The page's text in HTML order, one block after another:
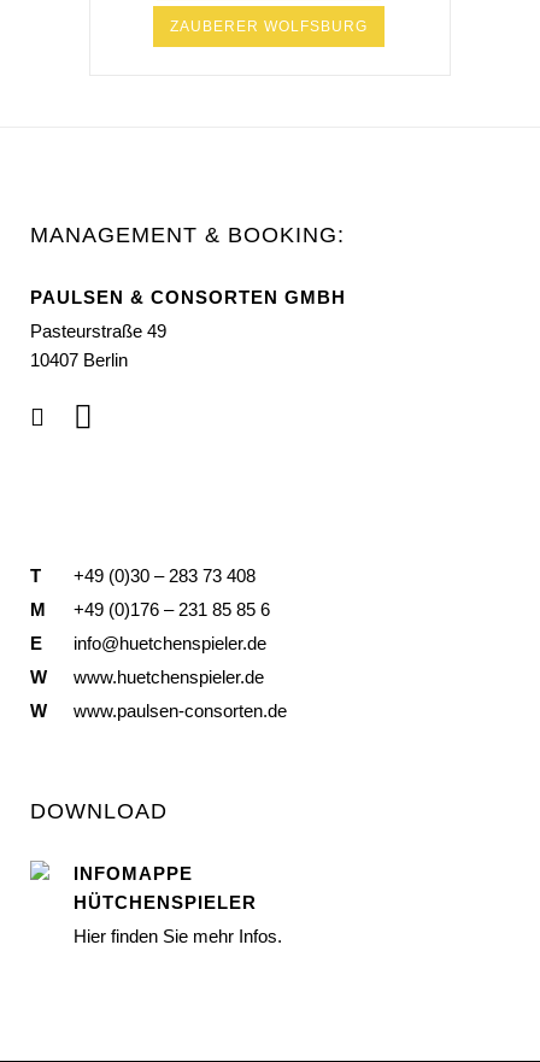
ZAUBERER WOLFSBURG
MANAGEMENT & BOOKING:
PAULSEN & CONSORTEN GMBH
Pasteurstraße 49
10407 Berlin
T
+49 (0)30 – 283 73 408
M
+49 (0)176 – 231 85 85 6
E
info@huetchenspieler.de
W
www.huetchenspieler.de
W
www.paulsen-consorten.de
DOWNLOAD
INFOMAPPE
HÜTCHENSPIELER
Hier finden Sie mehr Infos.